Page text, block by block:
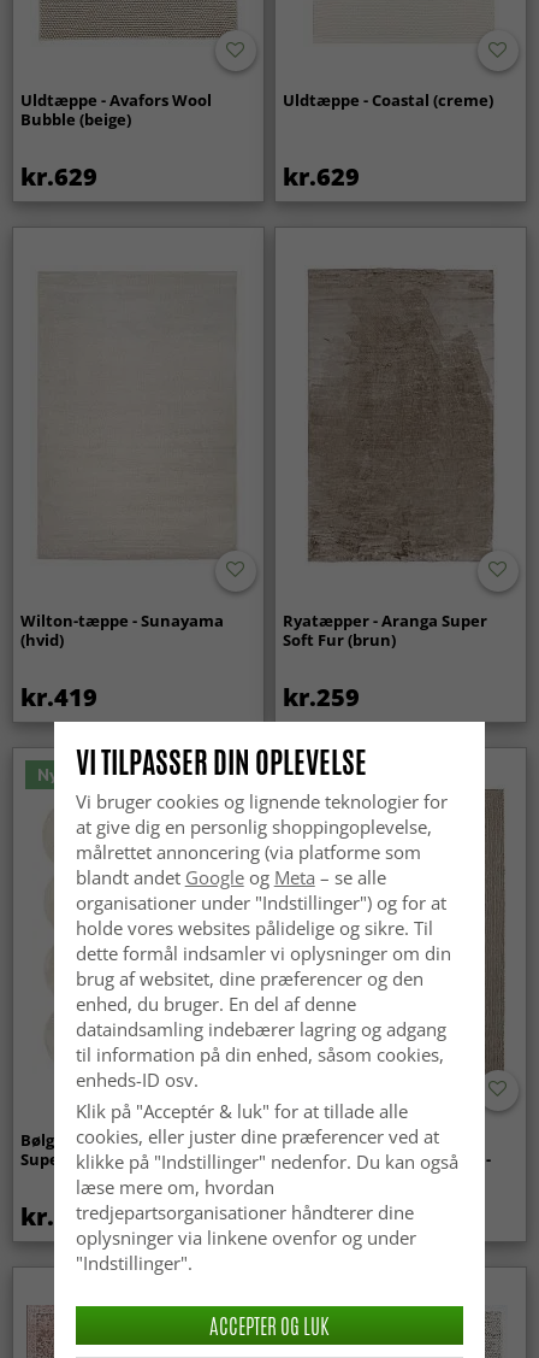
Uldtæppe - Avafors Wool
Bubble (beige)
kr.629
Uldtæppe - Coastal (creme)
kr.629
Wilton-tæppe - Sunayama
(hvid)
kr.419
Ryatæpper - Aranga Super
Soft Fur (brun)
kr.259
Nyhed
Bølget ryatæppe - Aranga
Super Soft Fur (beige)
kr.369
Tæpper til
indendørs/udendørs brug -
kr.439
VI TILPASSER DIN OPLEVELSE
Vi bruger cookies og lignende teknologier for
at give dig en personlig shoppingoplevelse,
målrettet annoncering (via platforme som
blandt andet Googleog Meta – se alle
organisationer under "Indstillinger") og for at
holde vores websites pålidelige og sikre. Til
dette formål indsamler vi oplysninger om din
brug af websitet, dine præferencer og den
enhed, du bruger. En del af denne
dataindsamling indebærer lagring og adgang
til information på din enhed, såsom cookies,
enheds-ID osv.
Klik på "Acceptér & luk" for at tillade alle
cookies, eller juster dine præferencer ved at
klikke på "Indstillinger" nedenfor. Du kan også
læse mere om, hvordan
tredjepartsorganisationer håndterer dine
oplysninger via linkene ovenfor og under
"Indstillinger".
ACCEPTER OG LUK